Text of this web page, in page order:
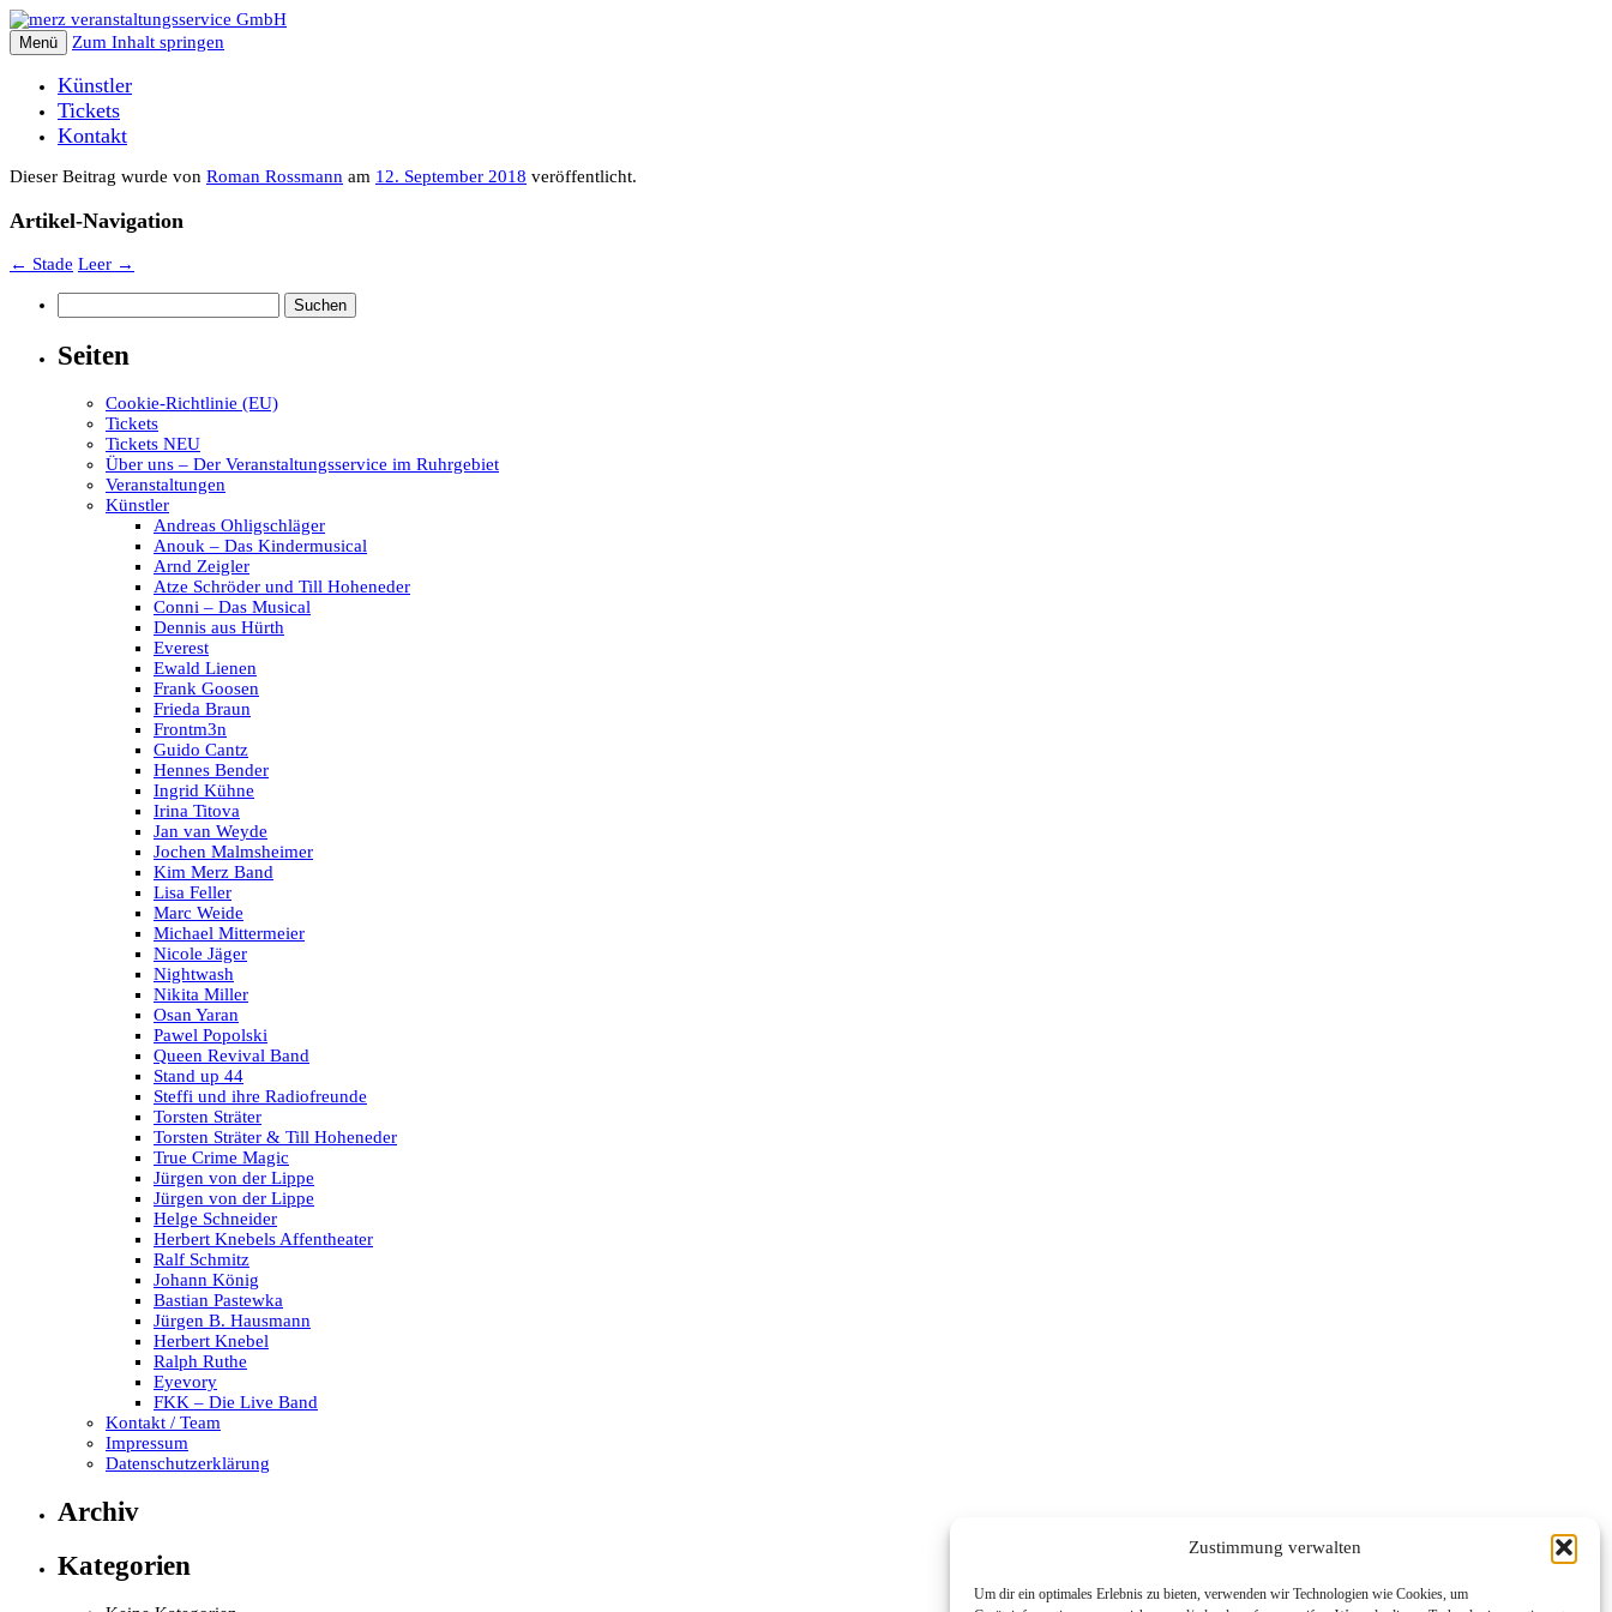
Zustimmung verwalten
Um dir ein optimales Erlebnis zu bieten, verwenden wir Technologien wie Cookies, um
Menü Zum Inhalt springen
Künstler
Tickets
Kontakt
Dieser Beitrag wurde von Roman Rossmann am 12. September 2018 veröffentlicht.
Artikel-Navigation
← Stade Leer →
nach:
Seiten
Cookie-Richtlinie (EU)
Tickets
Tickets NEU
Über uns – Der Veranstaltungsservice im Ruhrgebiet
Veranstaltungen
Künstler
Andreas Ohligschläger
Anouk – Das Kindermusical
Arnd Zeigler
Atze Schröder und Till Hoheneder
Conni – Das Musical
Dennis aus Hürth
Everest
Ewald Lienen
Frank Goosen
Frieda Braun
Frontm3n
Guido Cantz
Hennes Bender
Ingrid Kühne
Irina Titova
Jan van Weyde
Jochen Malmsheimer
Kim Merz Band
Lisa Feller
Marc Weide
Michael Mittermeier
Nicole Jäger
Nightwash
Nikita Miller
Osan Yaran
Pawel Popolski
Queen Revival Band
Stand up 44
Steffi und ihre Radiofreunde
Torsten Sträter
Torsten Sträter & Till Hoheneder
True Crime Magic
Jürgen von der Lippe
Jürgen von der Lippe
Helge Schneider
Herbert Knebels Affentheater
Ralf Schmitz
Johann König
Bastian Pastewka
Jürgen B. Hausmann
Herbert Knebel
Ralph Ruthe
Eyevory
FKK – Die Live Band
Kontakt / Team
Impressum
Datenschutzerklärung
Archiv
Kategorien